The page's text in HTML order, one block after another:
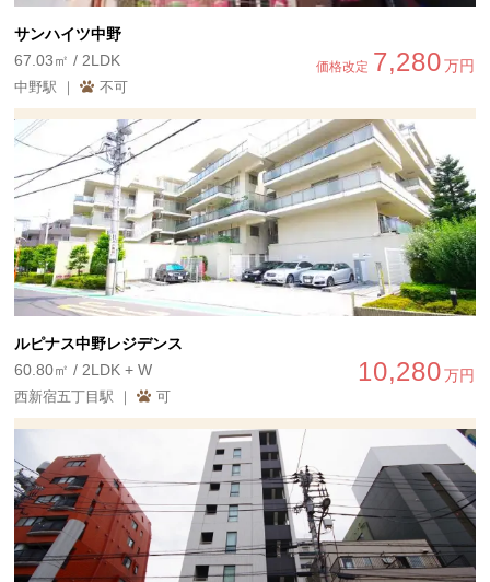
サンハイツ中野
価格改定 7,280万円
67.03㎡ / 2LDK
中野駅 ｜ 不可
ルピナス中野レジデンス
10,280万円
60.80㎡ / 2LDK + W
西新宿五丁目駅 ｜ 可